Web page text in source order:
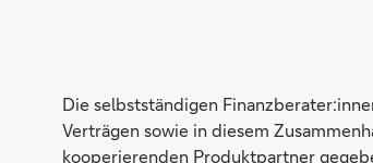
Die selbstständigen
Verträgen sowie in diesem
kooperierenden Produktpartner